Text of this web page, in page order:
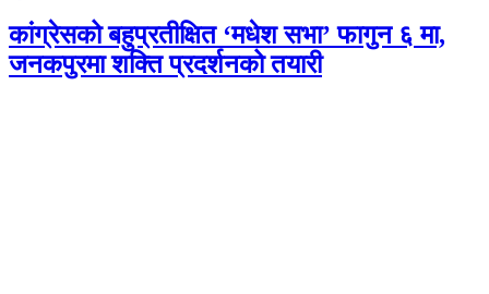
कांग्रेसको बहुप्रतीक्षित ‘मधेश सभा’ फागुन ६ मा,
जनकपुरमा शक्ति प्रदर्शनको तयारी